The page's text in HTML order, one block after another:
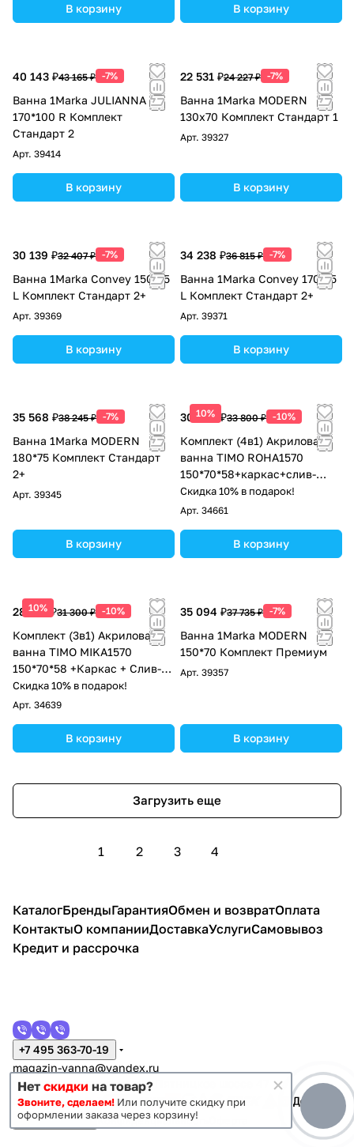
В корзину В корзину
40 143 ₽43 165 ₽ -7%
Ванна 1Marka JULIANNA
170*100 R Комплект
Стандарт 2
Арт. 39414
В корзину
22 531 ₽24 227 ₽ -7%
Ванна 1Marka MODERN
130х70 Комплект Стандарт 1
Арт. 39327
В корзину
30 139 ₽32 407 ₽ -7%
Ванна 1Marka Convey 150*75
L Комплект Стандарт 2+
Арт. 39369
В корзину
34 238 ₽36 815 ₽ -7%
Ванна 1Marka Convey 170*75
L Комплект Стандарт 2+
Арт. 39371
В корзину
35 568 ₽38 245 ₽ -7%
Ванна 1Marka MODERN
180*75 Комплект Стандарт
2+
Арт. 39345
В корзину
10%
30 420 ₽33 800 ₽ -10%
Комплект (4в1) Акриловая
ванна TIMO ROHA1570
150*70*58+каркас+слив-
перелив+фронтальная
панель
Скидка 10% в подарок!
Арт. 34661
В корзину
10%
28 170 ₽31 300 ₽ -10%
Комплект (3в1) Акриловая
ванна TIMO MIKA1570
150*70*58 +Каркас + Слив-
перелив
Скидка 10% в подарок!
Арт. 34639
В корзину
35 094 ₽37 735 ₽ -7%
Ванна 1Marka MODERN
150*70 Комплект Премиум
Арт. 39357
В корзину
Загрузить еще
1 2 3 4
КаталогБрендыГарантияОбмен и возвратОплата
КонтактыО компанииДоставкаУслугиСамовывоз
Кредит и рассрочка
+7 495 363-70-19
magazin-vanna@yandex.ru
г. Москва, Митино, улица Пятницкое шоссе 47
Темная тема Конфиденциальность
Нет скидки на товар?
Звоните, сделаем! Или получите скидку при
оформлении заказа через корзину!